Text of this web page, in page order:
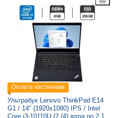
Оплата частинами
Ультрабук Lenovo ThinkPad E14
G1 / 14" (1920x1080) IPS / Intel
Core i3-10110U (2 (4) ядра по 2.1